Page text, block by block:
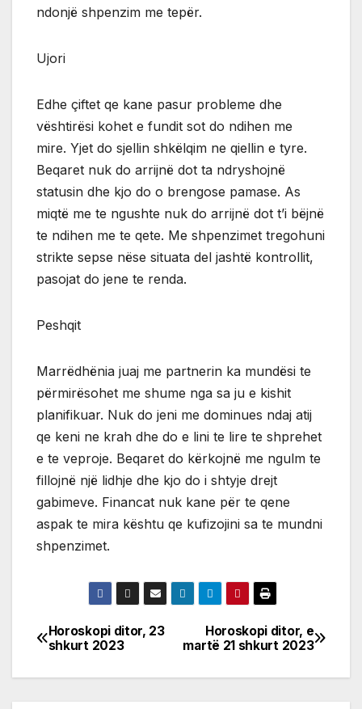
ndonjë shpenzim me tepër.
Ujori
Edhe çiftet qe kane pasur probleme dhe
vështirësi kohet e fundit sot do ndihen me
mire. Yjet do sjellin shkëlqim ne qiellin e tyre.
Beqaret nuk do arrijnë dot ta ndryshojnë
statusin dhe kjo do o brengose pamase. As
miqtë me te ngushte nuk do arrijnë dot t’i bëjnë
te ndihen me te qete. Me shpenzimet tregohuni
strikte sepse nëse situata del jashtë kontrollit,
pasojat do jene te renda.
Peshqit
Marrëdhënia juaj me partnerin ka mundësi te
përmirësohet me shume nga sa ju e kishit
planifikuar. Nuk do jeni me dominues ndaj atij
qe keni ne krah dhe do e lini te lire te shprehet
e te veproje. Beqaret do kërkojnë me ngulm te
fillojnë një lidhje dhe kjo do i shtyje drejt
gabimeve. Financat nuk kane për te qene
aspak te mira kështu qe kufizojini sa te mundni
shpenzimet.
Post
navigation
Horoskopi ditor, e
martë 21 shkurt 2023
Horoskopi ditor, 23
shkurt 2023